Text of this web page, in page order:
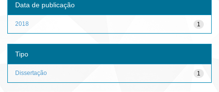
Data de publicação
1
2018
Tipo
1
Dissertação